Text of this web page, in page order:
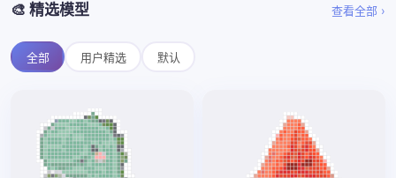
🎨 精选模型 查看全部 ›
全部 用户精选 默认